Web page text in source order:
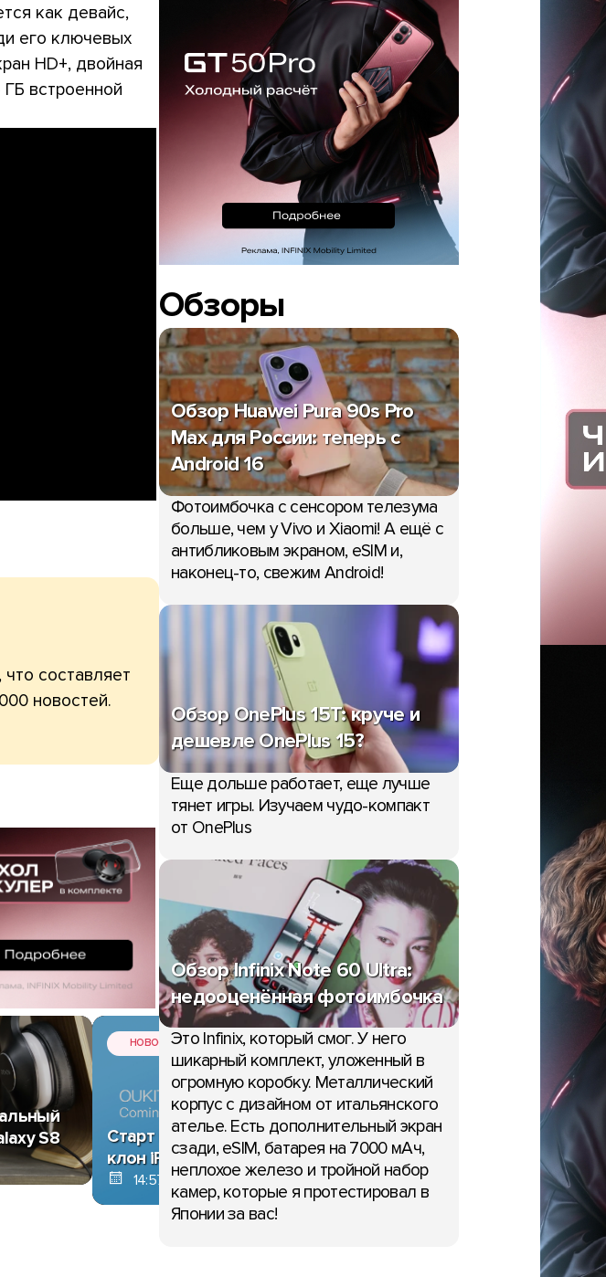
как девайс,
его ключевых
HD+, двойная
встроенной
составляет
новостей.
S8
НОВОСТИ
Старт предзаказов Oukitel U18:
клон iPhone X за $159,99
14:57, 31 января 2018
Китайский мракетинг
Влиятельный Elephone и
нестабильный Android 8
20:44, 20 января 2018
Обзоры
Обзор Huawei Pura 90s Pro
Max для России: теперь с
Android 16
Фотоимбочка с сенсором телезума
больше, чем у Vivo и Xiaomi! А ещё с
антибликовым экраном, eSIM и,
наконец-то, свежим Android!
Обзор OnePlus 15T: круче и
дешевле OnePlus 15?
Еще дольше работает, еще лучше
тянет игры. Изучаем чудо-компакт
от OnePlus
Обзор Infinix Note 60 Ultra:
недооценённая фотоимбочка
Это Infinix, который смог. У него
шикарный комплект, уложенный в
огромную коробку. Металлический
корпус с дизайном от итальянского
ателье. Есть дополнительный экран
сзади, eSIM, батарея на 7000 мАч,
неплохое железо и тройной набор
камер, которые я протестировал в
Японии за вас!